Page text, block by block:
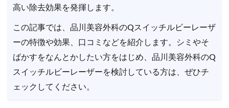
高い除去効果を発揮します。
この記事では、品川美容外科のQスイッチルビーレーザ
ーの特徴や効果、口コミなどを紹介します。シミやそ
ばかすをなんとかしたい方をはじめ、品川美容外科のQ
スイッチルビーレーザーを検討している方は、ぜひチ
ェックしてください。